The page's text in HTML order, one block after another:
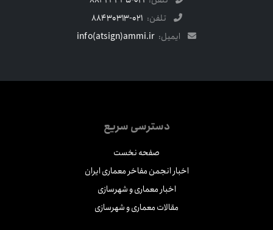
تلفن: 021-88430313
ایمیل: info(atsign)ammi.ir
دسترسی سریع
صفحه نخست
اخبار انجمن مفاخر معماری ایران
اخبار معماری و شهرسازی
مقالات معماری و شهرسازی